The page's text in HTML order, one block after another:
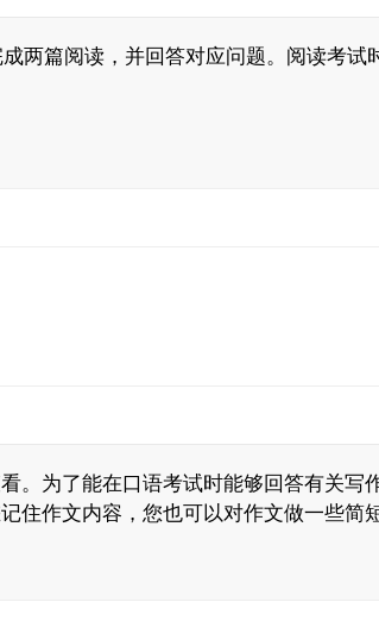
两篇阅读，并回答对应问题。阅读考试
。为了能在口语考试时能够回答有关写
住作文内容，您也可以对作文做一些简